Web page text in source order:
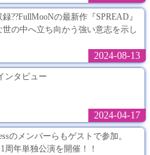
??FullMooNの最新作『SPREAD』
世の中へ立ち向かう強い意志を示し
2024-08-13
タビュー
2024-04-17
のメンバーらもゲストで参加。
周年単独公演を開催！！